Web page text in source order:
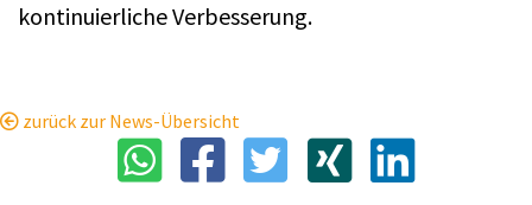
kontinuierliche Verbesserung.
zurück zur News-Übersicht